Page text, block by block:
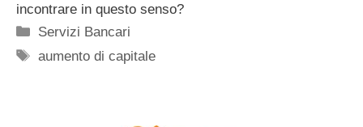
incontrare in questo senso?
Categorie
Servizi Bancari
Tag
aumento di capitale